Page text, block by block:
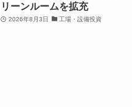
リーンルームを拡充
2026年8月3日 工場・設備投資